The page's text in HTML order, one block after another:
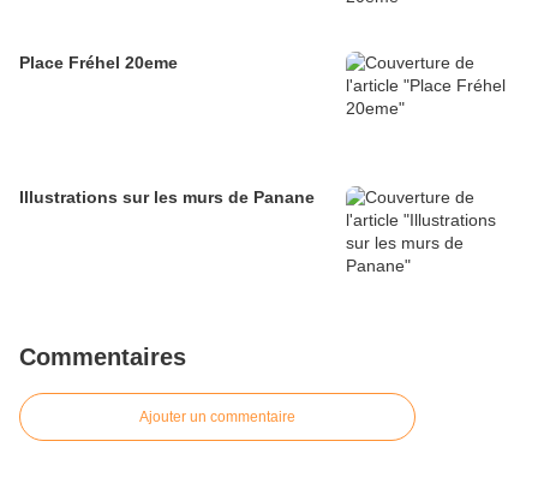
Place Fréhel 20eme
Illustrations sur les murs de Panane
Commentaires
Ajouter un commentaire